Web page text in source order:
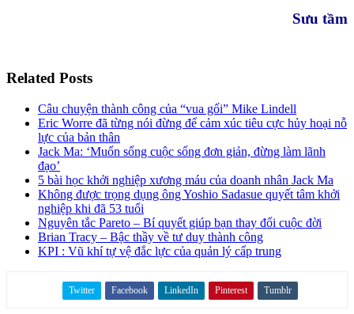
Sưu tầm
Related Posts
Câu chuyện thành công của “vua gối” Mike Lindell
Eric Worre đã từng nói đừng để cảm xúc tiêu cực hủy hoại nỗ
lực của bản thân
Jack Ma: ‘Muốn sống cuộc sống đơn giản, đừng làm lãnh
đạo’
5 bài học khởi nghiệp xương máu của doanh nhân Jack Ma
Không được trọng dụng ông Yoshio Sadasue quyết tâm khởi
nghiệp khi đã 53 tuổi
Nguyên tắc Pareto – Bí quyết giúp bạn thay đổi cuộc đời
Brian Tracy – Bậc thầy về tư duy thành công
KPI : Vũ khí tự vệ đắc lực của quản lý cấp trung
Twitter Facebook LinkedIn Pinterest Tumblr